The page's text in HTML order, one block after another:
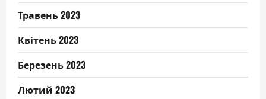
Травень 2023
Квітень 2023
Березень 2023
Лютий 2023